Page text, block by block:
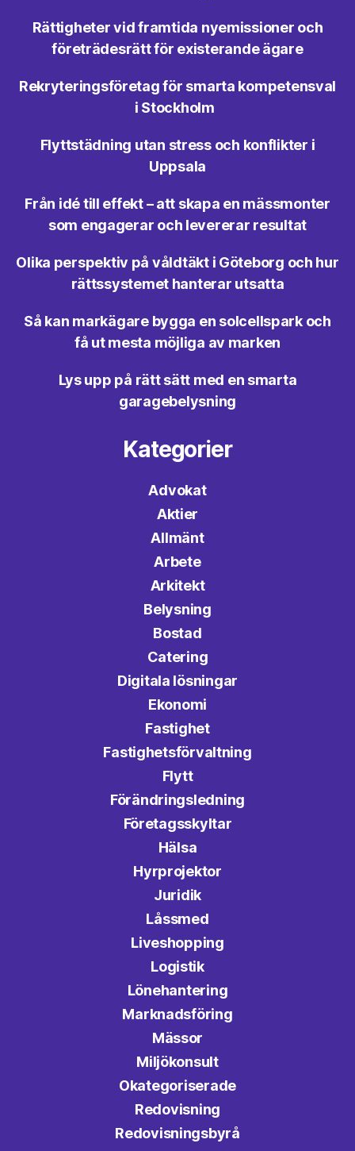
Rättigheter vid framtida nyemissioner och
företrädesrätt för existerande ägare
Rekryteringsföretag för smarta kompetensval
i Stockholm
Flyttstädning utan stress och konflikter i
Uppsala
Från idé till effekt – att skapa en mässmonter
som engagerar och levererar resultat
Olika perspektiv på våldtäkt i Göteborg och hur
rättssystemet hanterar utsatta
Så kan markägare bygga en solcellspark och
få ut mesta möjliga av marken
Lys upp på rätt sätt med en smarta
garagebelysning
Kategorier
Advokat
Aktier
Allmänt
Arbete
Arkitekt
Belysning
Bostad
Catering
Digitala lösningar
Ekonomi
Fastighet
Fastighetsförvaltning
Flytt
Förändringsledning
Företagsskyltar
Hälsa
Hyrprojektor
Juridik
Låssmed
Liveshopping
Logistik
Lönehantering
Marknadsföring
Mässor
Miljökonsult
Okategoriserade
Redovisning
Redovisningsbyrå